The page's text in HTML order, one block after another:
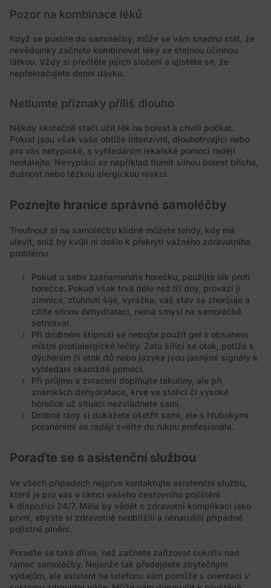
Pozor na kombinace léků
Když se pustíte do samoléčby, může se vám snadno stát, že
nevědomky začnete kombinovat léky se stejnou účinnou
látkou. Vždy si přečtěte jejich složení a ujistěte se, že
nepřekračujete denní dávku.
Netlumte příznaky příliš dlouho
Někdy skutečně stačí užít lék na bolest a chvíli počkat.
Pokud jsou však vaše obtíže intenzivní, dlouhotrvající nebo
pro vás netypické, s vyhledáním lékařské pomoci raději
neotálejte. Nevyplácí se například tlumit silnou bolest břicha,
dušnost nebo těžkou alergickou reakci.
Poznejte hranice správné samoléčby
Troufnout si na samoléčbu klidně můžete tehdy, kdy má
ulevit, aniž by kvůli ní došlo k překrytí vážného zdravotního
problému.
Pokud u sebe zaznamenáte horečku, použijte lék proti
horečce. Pokud však trvá déle než tři dny, provází ji
zimnice, ztuhnutí šíje, vyrážka, váš stav se zhoršuje a
cítíte silnou dehydrataci, nemá smysl na samoléčbě
setrvávat.
Při drobném štípnutí se nebojte použít gel s obsahem
místní protialergické léčby. Zato šířící se otok, potíže s
dýcháním či otok rtů nebo jazyka jsou jasnými signály k
vyhledání okamžité pomoci.
Při průjmu a zvracení doplňujte tekutiny, ale při
známkách dehydratace, krve ve stolici či vysoké
horečce už situaci nezvládnete sami.
Drobné rány si dokážete ošetřit sami, ale s hlubokými
poraněními se raději svěřte do rukou profesionála.
Poraďte se s asistenční službou
Ve všech případech nejprve kontaktujte asistenční službu,
která je pro vás v rámci vašeho cestovního pojištění
k dispozici 24/7. Měla by vědět o zdravotní komplikaci jako
první, abyste si zdravotně neublížili a nenarušili případné
pojistné plnění.
Poraďte se také dříve, než začnete zařizovat cokoliv nad
rámec samoléčby. Nejenže tak předejdete zbytečným
výdajům, ale asistent na telefonu vám pomůže s orientací v